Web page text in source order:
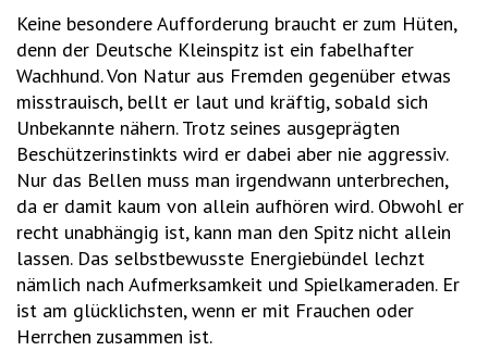
Keine besondere Aufforderung braucht er zum Hüten,
denn der Deutsche Kleinspitz ist ein fabelhafter
Wachhund. Von Natur aus Fremden gegenüber etwas
misstrauisch, bellt er laut und kräftig, sobald sich
Unbekannte nähern. Trotz seines ausgeprägten
Beschützerinstinkts wird er dabei aber nie aggressiv.
Nur das Bellen muss man irgendwann unterbrechen,
da er damit kaum von allein aufhören wird. Obwohl er
recht unabhängig ist, kann man den Spitz nicht allein
lassen. Das selbstbewusste Energiebündel lechzt
nämlich nach Aufmerksamkeit und Spielkameraden. Er
ist am glücklichsten, wenn er mit Frauchen oder
Herrchen zusammen ist.